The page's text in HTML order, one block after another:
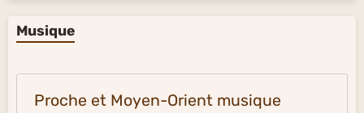
Musique
Proche et Moyen-Orient musique